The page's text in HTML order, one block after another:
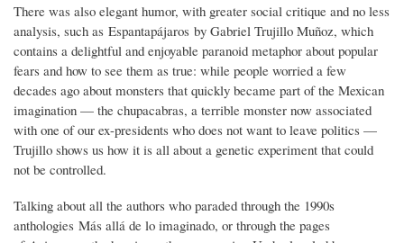
There was also elegant humor, with greater social critique and no less
analysis, such as Espantapájaros by Gabriel Trujillo Muñoz, which
contains a delightful and enjoyable paranoid metaphor about popular
fears and how to see them as true: while people worried a few
decades ago about monsters that quickly became part of the Mexican
imagination — the chupacabras, a terrible monster now associated
with one of our ex-presidents who does not want to leave politics —
Trujillo shows us how it is all about a genetic experiment that could
not be controlled.
Talking about all the authors who paraded through the 1990s
anthologies Más allá de lo imaginado, or through the pages